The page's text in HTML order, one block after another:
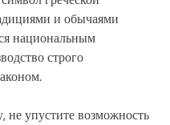
и обычаями
национальным
строго
упустите возможность